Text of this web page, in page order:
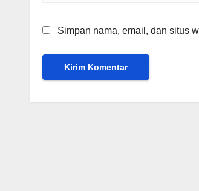
Simpan nama, email, dan situs